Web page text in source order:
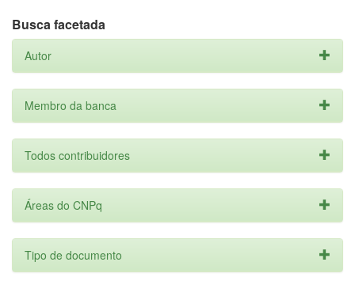
Busca facetada
Autor
Membro da banca
Todos contribuidores
Áreas do CNPq
Tipo de documento